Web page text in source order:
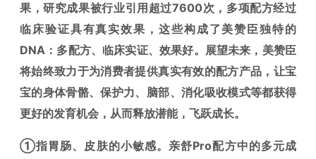
果，研究成果被行业引用超过7600次，多项配方经过
临床验证具有真实效果，这些构成了美赞臣独特的
DNA：多配方、临床实证、效果好。展望未来，美赞臣
将始终致力于为消费者提供真实有效的配方产品，让宝
宝的身体骨骼、保护力、脑部、消化吸收模式等都获得
更好的发育机会，从而释放潜能，飞跃成长。
①指胃肠、皮肤的小敏感。亲舒Pro配方中的多元成